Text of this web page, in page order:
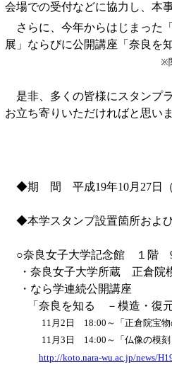
会場での受付などに協力し、本
さらに、今年からはじまった
展」ならびに公開講座「奈良を
※関連施設等で正倉院に
是非、多くの皆様にスタンプ
お立ち寄りいただければと思いま
◆期 間 平成19年10月27日（
◆本学スタンプ設置箇所およ
○奈良女子大学記念館 １階
・奈良女子大学所蔵 正倉院模
・なら学連続公開講座
「奈良を知る －模造・復元
11月2日 18:00～「正倉院宝物の
11月3日 14:00～「仏像の模刻－
http://koto.nara-wu.ac.jp/news/